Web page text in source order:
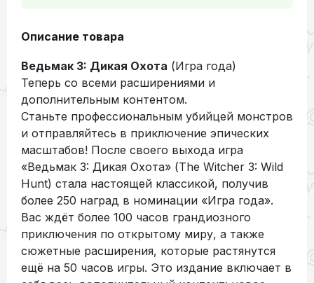
Описание товара
Ведьмак 3: Дикая Охота (Игра года)
Теперь со всеми расширениями и
дополнительным контентом.
Станьте профессиональным убийцей монстров
и отправляйтесь в приключение эпических
масштабов! После своего выхода игра
«Ведьмак 3: Дикая Охота» (The Witcher 3: Wild
Hunt) стала настоящей классикой, получив
более 250 наград в номинации «Игра года».
Вас ждёт более 100 часов грандиозного
приключения по открытому миру, а также
сюжетные расширения, которые растянутся
ещё на 50 часов игры. Это издание включает в